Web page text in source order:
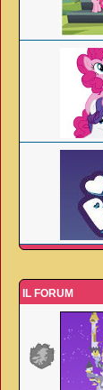
IL FORUM